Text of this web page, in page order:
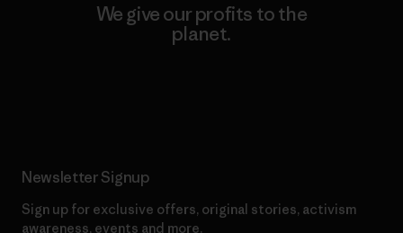
We give our profits to the
planet.
Newsletter Signup
Sign up for exclusive offers, original stories, activism
awareness, events and more.